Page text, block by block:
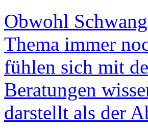
Obwohl
Thema immer
fühlen sich mit
Beratungen
darstellt als der